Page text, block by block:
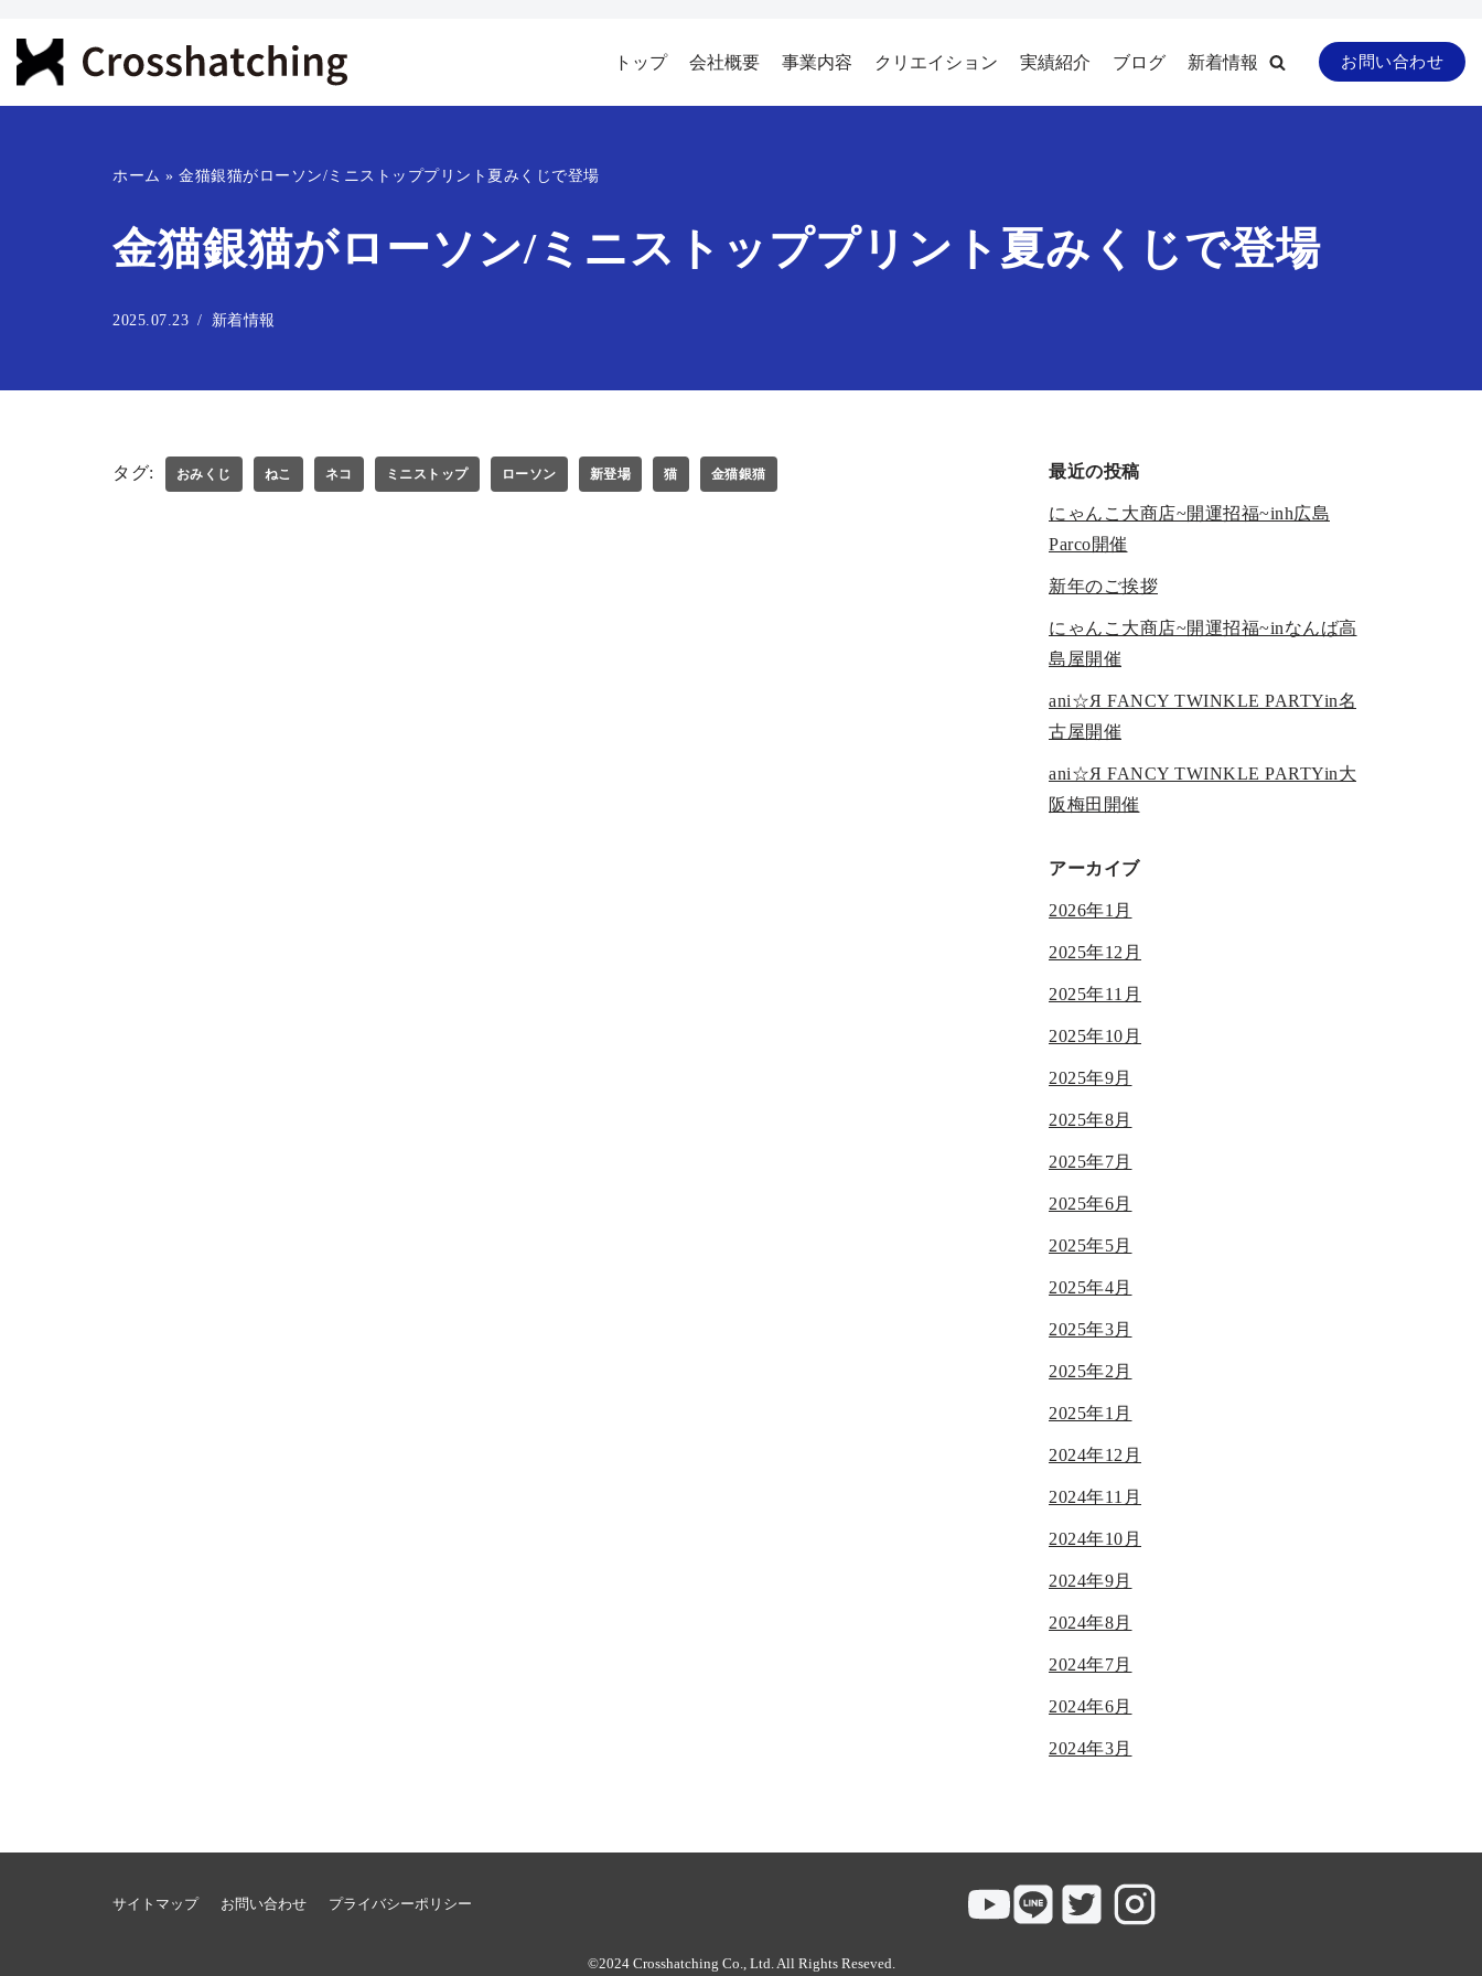
コ
ン
トップ 会社概要 事業内容 クリエイション 実績紹介 ブログ 新着情報 お問い合わせ
ホーム » 金猫銀猫がローソン/ミニストッププリント夏みくじで登場
金猫銀猫がローソン/ミニストッププリント夏みくじで登場
2025.07.23 新着情報
タグ: おみくじ ねこ ネコ ミニストップ ローソン 新登場 猫 金猫銀猫 最近の投稿
にゃんこ大商店~開運招福~inh広島
Parco開催
新年のご挨拶
にゃんこ大商店~開運招福~inなんば高
島屋開催
ani☆Я FANCY TWINKLE PARTYin名
古屋開催
ani☆Я FANCY TWINKLE PARTYin大
阪梅田開催
アーカイブ
2026年1月
2025年12月
2025年11月
2025年10月
2025年9月
2025年8月
2025年7月
2025年6月
2025年5月
2025年4月
2025年3月
2025年2月
2025年1月
2024年12月
2024年11月
2024年10月
2024年9月
2024年8月
2024年7月
2024年6月
2024年3月
サイトマップ お問い合わせ プライバシーポリシー
©2024 Crosshatching Co., Ltd. All Rights Reseved.